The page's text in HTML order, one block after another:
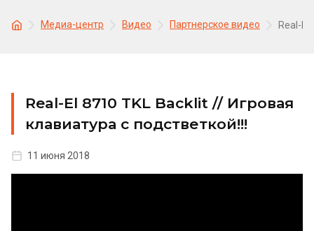
Медиа-центр Видео Партнерское видео Real-El
Real-El 8710 TKL Backlit // Игровая
клавиатура с подстветкой!!!
11 июня 2018